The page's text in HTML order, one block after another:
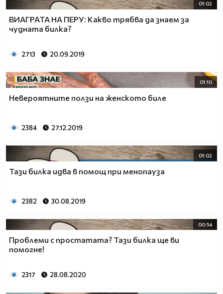
01:02
ВИАГРАТА НА ПЕРУ: Какво трябва да знаем за
чудната билка?
2713 20.09.2019
01:10
Невероятните ползи на женското биле
2384 27.12.2019
01:02
Тази билка идва в помощ при менопауза
2382 30.08.2019
00:54
Проблеми с простатата? Тази билка ще ви
помогне!
2317 28.08.2020